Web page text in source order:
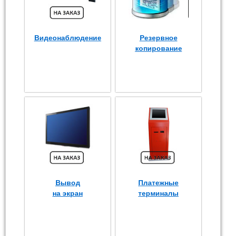
Видеонаблюдение
Резервное
копирование
Вывод
на экран
Платежные
терминалы